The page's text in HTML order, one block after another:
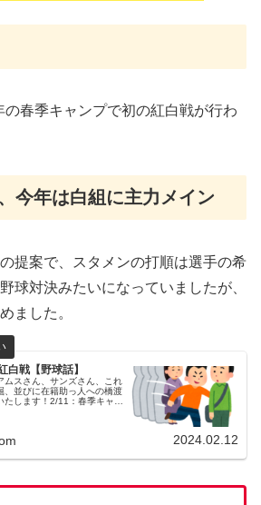
の春季キャンプで初の紅白戦が行わ
今年は白組に主力メイン
提案で、スタメンの打順は選手の希
球対決みたいになっていましたが、
ました。
白戦【野球話】
スさん、サンズさん、これ
、並びに在籍助っ人への橋渡
します！2/11：春季キャン
2024.02.12